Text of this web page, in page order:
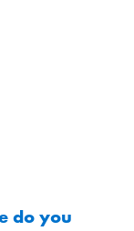
do you